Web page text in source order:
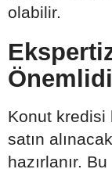
olabilir.
Konut kredisi
satın
hazırlanır.